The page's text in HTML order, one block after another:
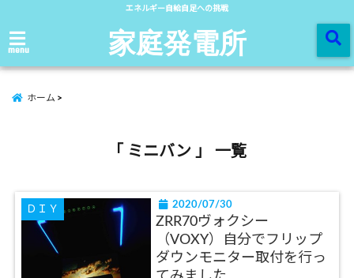
エネルギー自給自足への挑戦
menu 家庭発電所
ホーム
「 ミニバン 」 一覧
ＤＩＹ 2020/07/30
ZRR70ヴォクシー
（VOXY）自分でフリップ
ダウンモニター取付を行っ